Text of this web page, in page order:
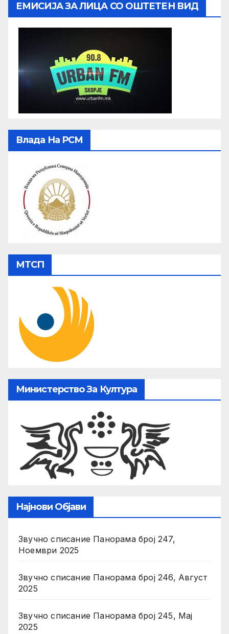
ЕМИСИЈА ЗА ЛИЦА СО ОШТЕТЕН ВИД
Влада На РСМ
МТСП
Министерство За Култура
Најнови Објави
Звучно списание Панорама број 247,
Ноември 2025
Звучно списание Панорама број 246, Август
2025
Звучно списание Панорама број 245, Мај
2025